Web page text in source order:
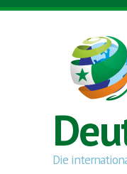
Direkt zum Inhalt
Die